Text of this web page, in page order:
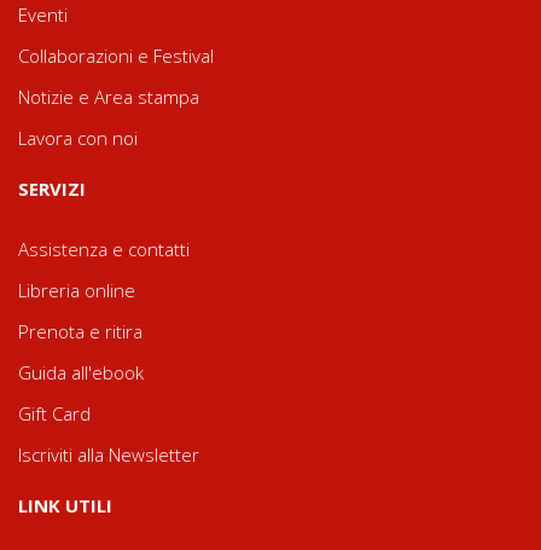
Eventi
Collaborazioni e Festival
Notizie e Area stampa
Lavora con noi
SERVIZI
Assistenza e contatti
Libreria online
Prenota e ritira
Guida all'ebook
Gift Card
Iscriviti alla Newsletter
LINK UTILI